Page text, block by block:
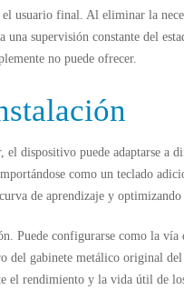
usuario final. Al eliminar la
una supervisión constante del
no puede ofrecer.
dispositivo puede adaptarse a
como un teclado
de aprendizaje y optimizando
configurarse como la
gabinete metálico original
rendimiento y la vida útil de